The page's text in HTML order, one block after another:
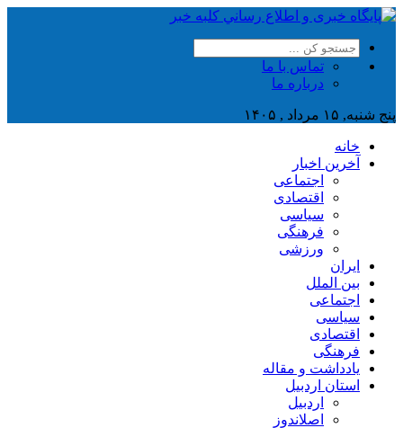
تماس با ما
درباره ما
پنج شنبه, ۱۵ مرداد , ۱۴۰۵
خانه
آخرین اخبار
اجتماعی
اقتصادی
سیاسی
فرهنگی
ورزشی
ایران
بین الملل
اجتماعی
سیاسی
اقتصادی
فرهنگی
یادداشت و مقاله
استان اردبیل
اردبیل
اصلاندوز